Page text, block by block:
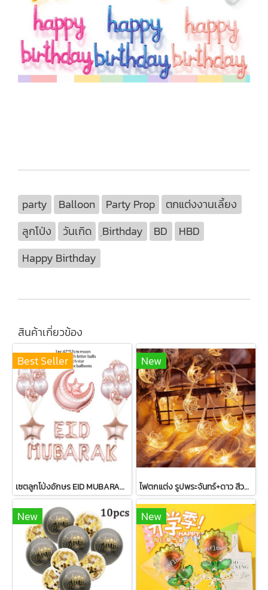
party Balloon Party Prop
ตกแต่งงานเลี้ยง
ลูกโป่ง
วันเกิด ฺBirthday BD
HBD
Happy Birthday
สินค้าเกี่ยวข้อง
Best Seller
เซตลูกโป่งอักษร EID MUBARAK+ตกแต่งรวม 33 ชิ้น
New
ไฟตกแต่ง รูปพระจันทร์+ดาว สีวอร์มไวท์ 20 หัว
New New